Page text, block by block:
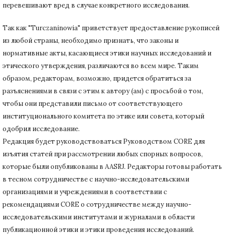
перевешивают вред в случае конкретного исследования.
Так как "Turczaninowia" приветствует предоставление рукописей
из любой страны, необходимо признать, что законы и
нормативные акты, касающиеся этики научных исследований и
этического утверждения, различаются во всем мире. Таким
образом, редакторам, возможно, придется обратиться за
разъяснениями в связи с этим к автору (ам) с просьбой о том,
чтобы они представили письмо от соответствующего
институционального комитета по этике или совета, который
одобрил исследование.
Редакция будет руководствоваться Руководством CORE для
изъятия статей при рассмотрении любых спорных вопросов,
которые были опубликованы в AASRJ. Редакторы готовыработать
в тесном сотрудничестве с научно-исследовательскими
организациями и учреждениями в соответствии с
рекомендациями CORE о сотрудничестве между научно-
исследовательскими институтами и журналами в области
публикационной этики и этики проведения исследований.